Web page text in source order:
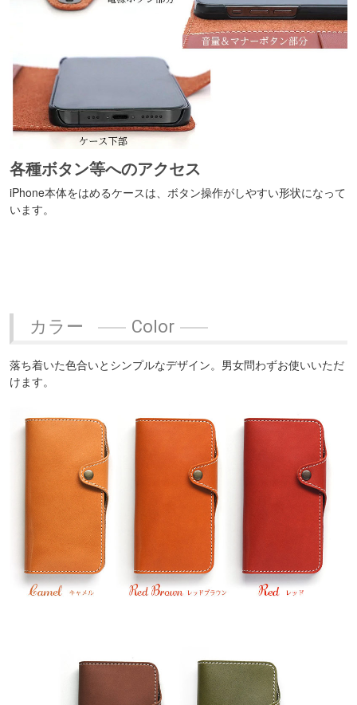
各種ボタン等へのアクセス
iPhone本体をはめるケースは、ボタン操作がしやすい形状になって
います。
カラー Color
落ち着いた色合いとシンプルなデザイン。男女問わずお使いいただ
けます。